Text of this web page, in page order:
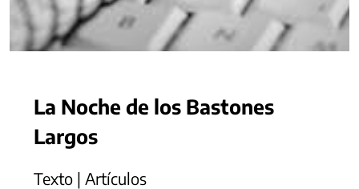
La Noche de los Bastones
Largos
Texto | Artículos